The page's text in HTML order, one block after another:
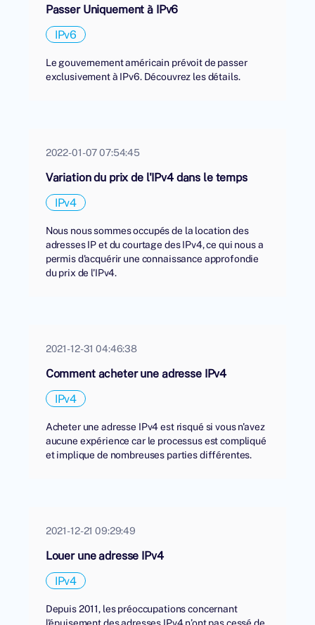
Passer Uniquement à IPv6
IPv6
Le gouvernement américain prévoit de passer
exclusivement à IPv6. Découvrez les détails.
2022-01-07 07:54:45
Variation du prix de l'IPv4 dans le temps
IPv4
Nous nous sommes occupés de la location des
adresses IP et du courtage des IPv4, ce qui nous a
permis d'acquérir une connaissance approfondie
du prix de l'IPv4.
2021-12-31 04:46:38
Comment acheter une adresse IPv4
IPv4
Acheter une adresse IPv4 est risqué si vous n'avez
aucune expérience car le processus est compliqué
et implique de nombreuses parties différentes.
2021-12-21 09:29:49
Louer une adresse IPv4
IPv4
Depuis 2011, les préoccupations concernant